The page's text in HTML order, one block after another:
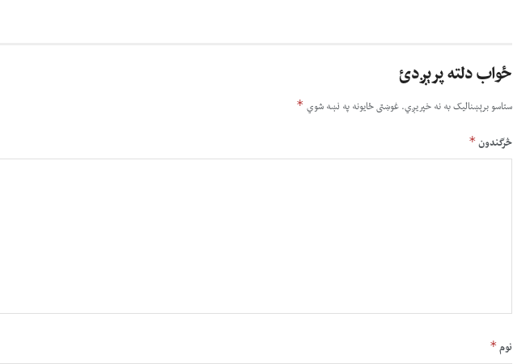
ځواب دلته پرېږدئ
ستاسو برېښناليک به نه خپريږي.غوښتى ځایونه په نښه شوي *
څرگندون*
نوم*